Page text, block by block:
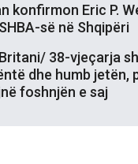
konfirmon Eric P.
së në Shqipëri
38-vjeçarja
dhe humb jetën,
foshnjën e saj